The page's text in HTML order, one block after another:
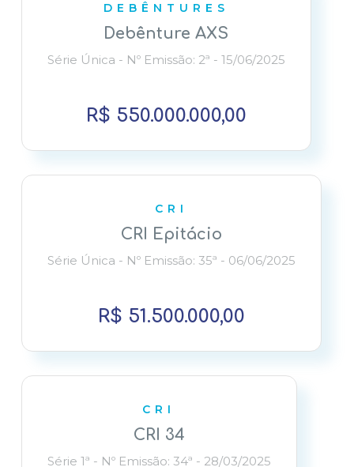
DEBÊNTURES
Debênture AXS
Série Única - Nº Emissão: 2ª - 15/06/2025
R$ 550.000.000,00
CRI
CRI Epitácio
Série Única - Nº Emissão: 35ª - 06/06/2025
R$ 51.500.000,00
CRI
CRI 34
Série 1ª - Nº Emissão: 34ª - 28/03/2025